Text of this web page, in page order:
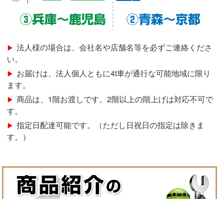
法人様の場合は、会社名や店舗名等を必ずご連絡くださ
い。
お届けは、法人個人ともに4t車が通行な可能地域に限り
ます。
商品は、1階お渡しです。2階以上の階上げは対応不可で
す。
指定日配達可能です。（ただし日祝日の指定は除きま
す。）